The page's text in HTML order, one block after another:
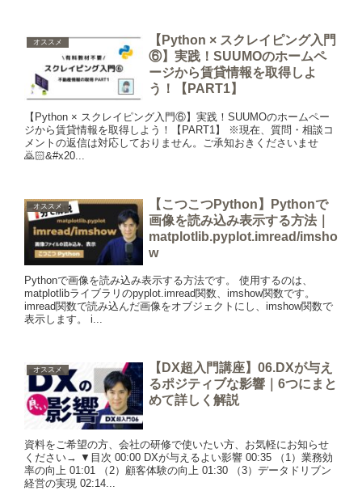
オススメ
【Python × スクレイピング入門
⑥】実践！SUUMOのホームペ
ージから賃貸情報を取得しよ
う！【PART1】
【Python × スクレイピング入門⑥】実践！SUUMOのホームペー
ジから賃貸情報を取得しよう！【PART1】 ※現在、質問・相談コ
メントの返信は対応しておりません。ご承知おきくださいませ
🙇🏻&#x20...
オススメ
【こつこつPython】Pythonで
画像を読み込み表示する方法｜
matplotlib.pyplot.imread/imsho
w
Pythonで画像を読み込み表示する方法です。 使用するのは、
matplotlibライブラリのpyplot.imread関数、imshow関数です。
imread関数で読み込んだ画像をオブジェクトにし、imshow関数で
表示します。 i...
オススメ
【DX超入門講座】06.DXが与え
るポジティブな影響｜6つにまと
めて詳しく解説
資料をご希望の方、会社の研修で使いたい方、お気軽にお知らせ
ください→ ▼目次 00:00 DXが与えるよい影響 00:35 （1）業務効
率の向上 01:01 （2）顧客体験の向上 01:30 （3）データドリブン
経営の実現 02:14...